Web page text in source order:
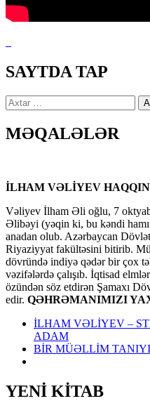
SAYTDA TAP
Axtarış:
MƏQALƏLƏR
İLHAM VƏLİYEV
Vəliyev İlham Əli oğlu, 7
Əlibəyi (yəqin ki, bu kəndi
anadan olub. Azərbaycan
Riyaziyyat fakültəsini bitirib.
dövründə indiyə qədər bir çox
vəzifələrdə çalışıb. İqtisad
özündən söz etdirən Şamaxı
edir. QƏHRƏMANIMIZI
İLHAM VƏLİYEV –
ADAM
BİR MÜƏLLİM
YENİ KİTAB